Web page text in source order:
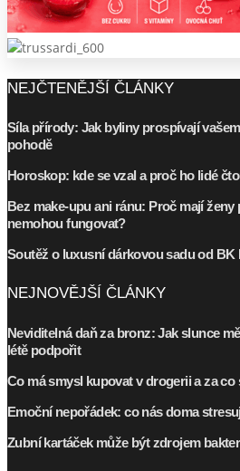
NEJČTENĚJŠÍ ČLÁNKY
Síla přírody: Jak byliny prospívají
pohodě
Horoskop: kde se vzal a proč ho lidé
Bez make-upu ani ránu: Proč mají ženy
nemohou fungovat?
Soutěž o luxusní dárkovou sadu od BK
NEJNOVĚJŠÍ ČLÁNKY
Neviditelná daň za bronz: Jak slunce
létě podpořit
Co má smysl kupovat v drogerii a za
Emoční nepořádek: co nás doma
Zubní kartáček může být zdrojem